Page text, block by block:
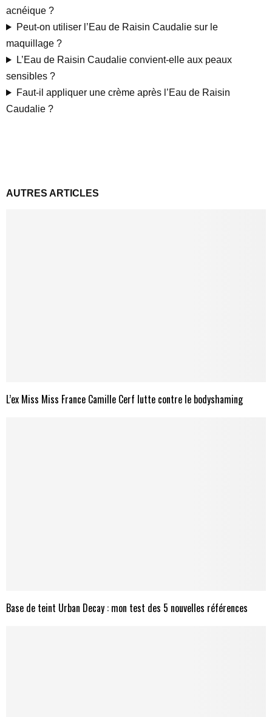
acnéique ?
Peut-on utiliser l’Eau de Raisin Caudalie sur le
maquillage ?
L’Eau de Raisin Caudalie convient-elle aux peaux
sensibles ?
Faut-il appliquer une crème après l’Eau de Raisin
Caudalie ?
AUTRES ARTICLES
L’ex Miss Miss France Camille Cerf lutte contre le bodyshaming
Base de teint Urban Decay : mon test des 5 nouvelles références